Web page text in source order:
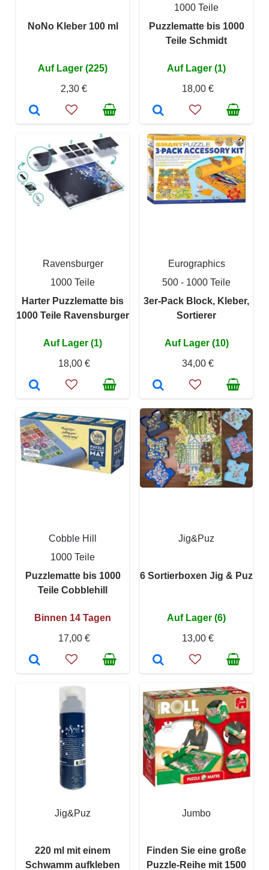
NoNo Kleber 100 ml
Auf Lager (225)
2,30 €
1000 Teile
Puzzlematte bis 1000
Teile Schmidt
Auf Lager (1)
18,00 €
Ravensburger
1000 Teile
Harter Puzzlematte bis
1000 Teile Ravensburger
Auf Lager (1)
18,00 €
Eurographics
500 - 1000 Teile
3er-Pack Block, Kleber,
Sortierer
Auf Lager (10)
34,00 €
Cobble Hill
1000 Teile
Puzzlematte bis 1000
Teile Cobblehill
Binnen 14 Tagen
17,00 €
Jig&Puz
6 Sortierboxen Jig & Puz
Auf Lager (6)
13,00 €
Jig&Puz
220 ml mit einem
Schwamm aufkleben
Jumbo
Finden Sie eine große
Puzzle-Reihe mit 1500